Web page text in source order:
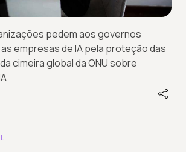
pedem aos governos
empresas de IA pela proteção das
cimeira global da ONU sobre